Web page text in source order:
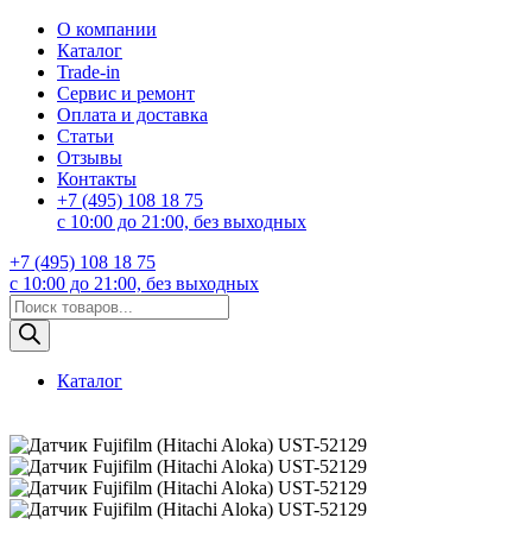
О компании
Каталог
Trade-in
Сервис и ремонт
Оплата и доставка
Статьи
Отзывы
Контакты
+7 (495) 108 18 75
с 10:00 до 21:00, без выходных
+7 (495) 108 18 75
с 10:00 до 21:00, без выходных
Поиск
товаров
Каталог